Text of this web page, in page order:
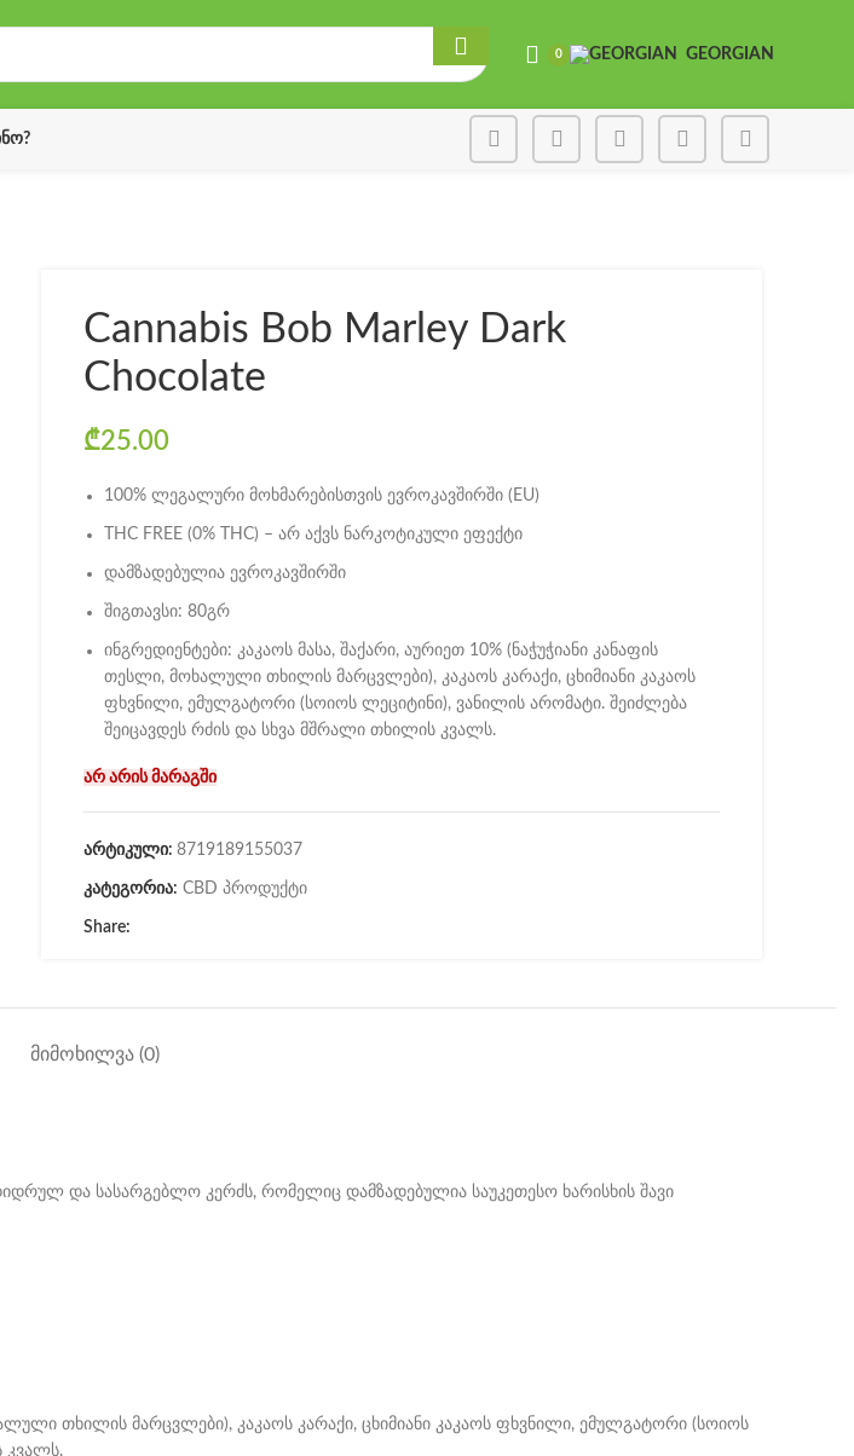
0 GEORGIAN
Cannabis Bob Marley Dark
Chocolate
₾25.00
100% ლეგალური მოხმარებისთვის ევროკავშირში (EU)
THC FREE (0% THC) – არ აქვს ნარკოტიკული ეფექტი
დამზადებულია ევროკავშირში
შიგთავსი: 80გრ
ინგრედიენტები: კაკაოს მასა, შაქარი, აურიეთ 10% (ნაჭუჭიანი კანაფის
თესლი, მოხალული თხილის მარცვლები), კაკაოს კარაქი, ცხიმიანი კაკაოს
ფხვნილი, ემულგატორი (სოიოს ლეციტინი), ვანილის არომატი. შეიძლება
შეიცავდეს რძის და სხვა მშრალი თხილის კვალს.
არ არის მარაგში
არტიკული: 8719189155037
კატეგორია: CBD პროდუქტი
Share:
ᲛᲘᲛᲝᲮᲘᲚᲕᲐ (0)
და სასარგებლო კერძს, რომელიც დამზადებულია საუკეთესო ხარისხის შავი
თხილის მარცვლები), კაკაოს კარაქი, ცხიმიანი კაკაოს ფხვნილი, ემულგატორი (სოიოს
კვალს.